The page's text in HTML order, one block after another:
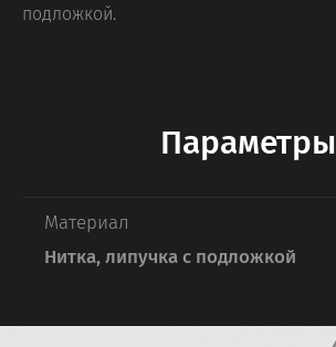
подложкой.
Параметры
Материал
Нитка, липучка с подложкой